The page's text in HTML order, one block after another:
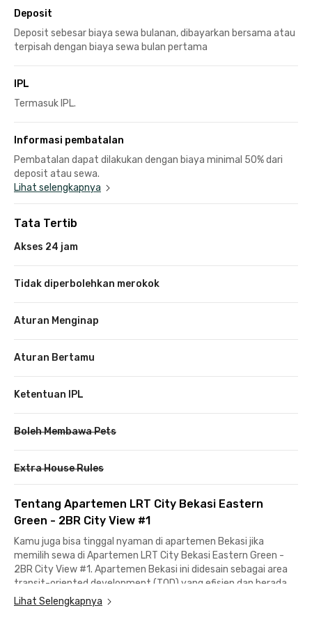
Deposit
Deposit sebesar biaya sewa bulanan, dibayarkan bersama atau
terpisah dengan biaya sewa bulan pertama
IPL
Termasuk IPL.
Informasi pembatalan
Pembatalan dapat dilakukan dengan biaya minimal 50% dari
deposit atau sewa.
Lihat selengkapnya
Tata Tertib
Akses 24 jam
Tidak diperbolehkan merokok
Aturan Menginap
Aturan Bertamu
Ketentuan IPL
Boleh Membawa Pets
Extra House Rules
Tentang Apartemen LRT City Bekasi Eastern
Green - 2BR City View #1
Kamu juga bisa tinggal nyaman di apartemen Bekasi jika
memilih sewa di Apartemen LRT City Bekasi Eastern Green -
2BR City View #1. Apartemen Bekasi ini didesain sebagai area
transit-oriented development (TOD) yang efisien dan berada
dekat jalur lintasan LRT. Cocok bagi profesional yang memiliki
mobilitas tinggi dan ingin hemat waktu.
Lihat Selengkapnya